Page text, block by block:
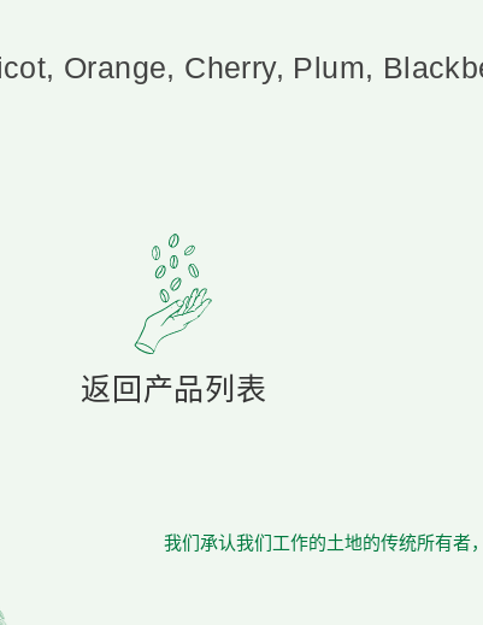
Orange, Cherry, Plum,
返回产品列表
我们承认我们工作的土地的传统所有者